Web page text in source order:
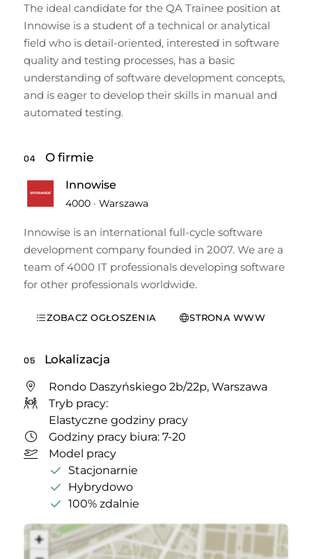
The ideal candidate for the QA Trainee position at
Innowise is a student of a technical or analytical
field who is detail-oriented, interested in software
quality and testing processes, has a basic
understanding of software development concepts,
and is eager to develop their skills in manual and
automated testing.
04 O firmie
Innowise
4000 ·Warszawa
Innowise is an international full-cycle software
development company founded in 2007. We are a
team of 4000 IT professionals developing software
for other professionals worldwide.
ZOBACZ OGŁOSZENIA STRONA WWW
05 Lokalizacja
Rondo Daszyńskiego 2b/22p, Warszawa
Tryb pracy:
Elastyczne godziny pracy
Godziny pracy biura: 7-20
Model pracy
Stacjonarnie
Hybrydowo
100% zdalnie